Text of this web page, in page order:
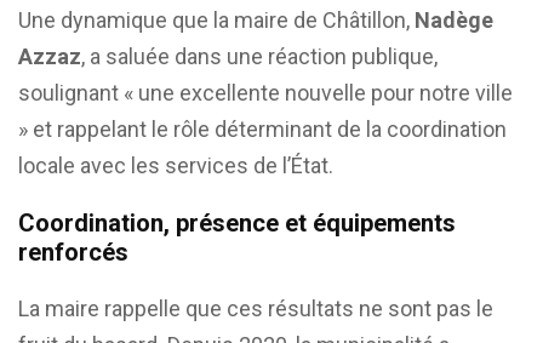
Une dynamique que la maire de Châtillon, Nadège
Azzaz, a saluée dans une réaction publique,
soulignant « une excellente nouvelle pour notre ville
» et rappelant le rôle déterminant de la coordination
locale avec les services de l’État.
Coordination, présence et équipements
renforcés
La maire rappelle que ces résultats ne sont pas le